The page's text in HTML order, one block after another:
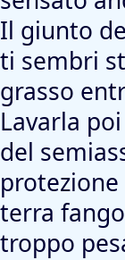
Il giunto
ti sembri
grasso
Lavarla
del
terra
troppo